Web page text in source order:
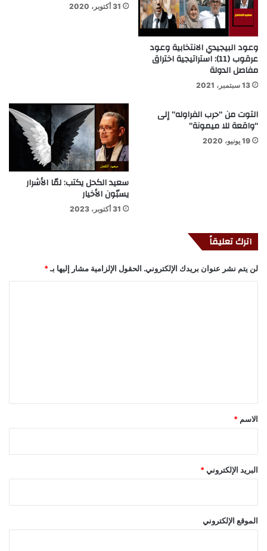
وعود البيجيدي الانتخابية وعود
عرقوب (11): استراتيجية اختراق
مفاصل الدولة
13 سبتمبر، 2021
31 أكتوبر، 2020
التوت من “حرب الفراوله” إلى
“واقعة للا ميمونة”
19 يونيو، 2020
سعيد الكحل يكتب: لمّا الأشرار
يسبّون الأخيار
31 أكتوبر، 2023
اترك تعليقاً
لن يتم نشر عنوان بريدك الإلكتروني. الحقول الإلزامية مشار إليها بـ *
*
الاسم *
البريد الإلكتروني *
الموقع الإلكتروني